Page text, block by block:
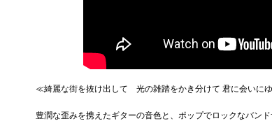
≪綺麗な街を抜け出して 光の雑踏をかき分けて 君に会いに
豊潤な歪みを携えたギターの音色と、ポップでロックなバン